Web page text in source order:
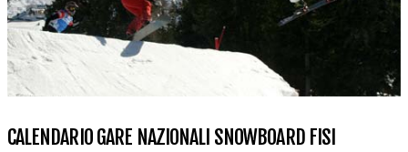
CALENDARIO GARE NAZIONALI SNOWBOARD FISI